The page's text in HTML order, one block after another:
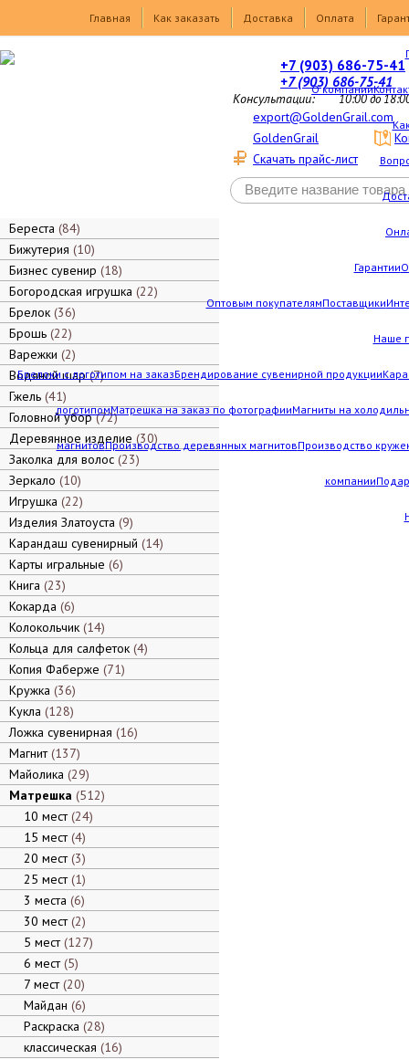
Главная
Как заказать Доставка Оплата
О компании
Гарантии
Оптовым покупателямПоставщики
Наше
Брелоки с логотипом на заказБрендирование сувенирной продукции
логотипомМатрешка на заказ по фотографииМагниты на
магнитовПроизводство деревянных магнитовПроизводство
компании
+7 (903) 686-75-41
+7 (903) 686-75-41
Консультации: 10:00 до
export@GoldenGrail.com
GoldenGrail
Скачать прайс-лист
Береста 84
Бижутерия 10
Бизнес сувенир 18
Богородская игрушка 22
Брелок 36
Брошь 22
Варежки 2
Водяной шар 7
Гжель 41
Головной убор 72
Деревянное изделие 30
Заколка для волос 23
Зеркало 10
Игрушка 22
Изделия Златоуста 9
Карандаш сувенирный 14
Карты игральные 6
Книга 23
Кокарда 6
Колокольчик 14
Кольца для салфеток 4
Копия Фаберже 71
Кружка 36
Кукла 128
Ложка сувенирная 16
Магнит 137
Майолика 29
Матрешка 512
10 мест 24
15 мест 4
20 мест 3
25 мест 1
3 места 6
30 мест 2
5 мест 127
6 мест 5
7 мест 20
Майдан 6
Раскраска 28
классическая 16